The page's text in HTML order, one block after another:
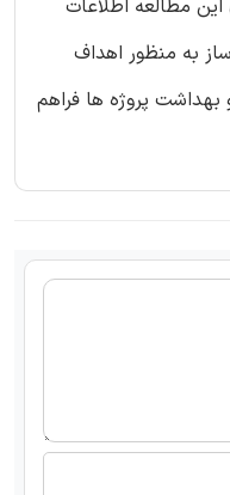
مطالعه اطلاعات
به منظور اهداف
بهداشت پروژه ها فراهم